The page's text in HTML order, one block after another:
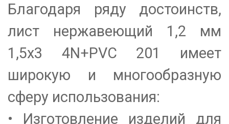
Благодаря ряду достоинств,
лист нержавеющий 1,2 мм
1,5х3 4N+PVC 201 имеет
широкую и многообразную
сферу использования:
• Изготовление изделий для